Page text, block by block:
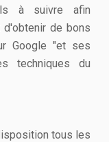
à suivre afin
de bons
Google "et ses
techniques du
tous les